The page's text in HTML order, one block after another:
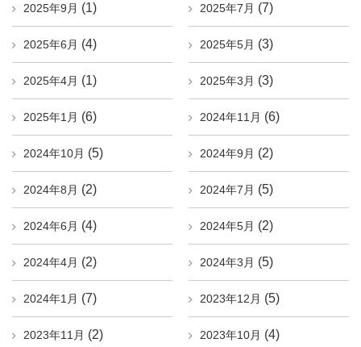
2025年9月 (1) 2025年7月 (7)
2025年6月 (4) 2025年5月 (3)
2025年4月 (1) 2025年3月 (3)
2025年1月 (6) 2024年11月 (6)
2024年10月 (5) 2024年9月 (2)
2024年8月 (2) 2024年7月 (5)
2024年6月 (4) 2024年5月 (2)
2024年4月 (2) 2024年3月 (5)
2024年1月 (7) 2023年12月 (5)
2023年11月 (2) 2023年10月 (4)